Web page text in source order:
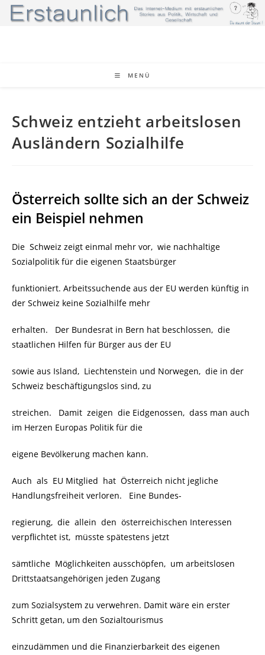
Zum
Inhalt
MENÜ
Schweiz entzieht arbeitslosen
Ausländern Sozialhilfe
Österreich sollte sich an der Schweiz
ein Beispiel nehmen
Die Schweiz zeigt einmal mehr vor, wie nachhaltige
Sozialpolitik für die eigenen Staatsbürger
funktioniert. Arbeitssuchende aus der EU werden künftig in
der Schweiz keine Sozialhilfe mehr
erhalten. Der Bundesrat in Bern hat beschlossen, die
staatlichen Hilfen für Bürger aus der EU
sowie aus Island, Liechtenstein und Norwegen, die in der
Schweiz beschäftigungslos sind, zu
streichen. Damit zeigen die Eidgenossen, dass man auch
im Herzen Europas Politik für die
eigene Bevölkerung machen kann.
Auch als EU Mitglied hat Österreich nicht jegliche
Handlungsfreiheit verloren. Eine Bundes-
regierung, die allein den österreichischen Interessen
verpflichtet ist, müsste spätestens jetzt
sämtliche Möglichkeiten ausschöpfen, um arbeitslosen
Drittstaatsangehörigen jeden Zugang
zum Sozialsystem zu verwehren. Damit wäre ein erster
Schritt getan, um den Sozialtourismus
einzudämmen und die Finanzierbarkeit des eigenen